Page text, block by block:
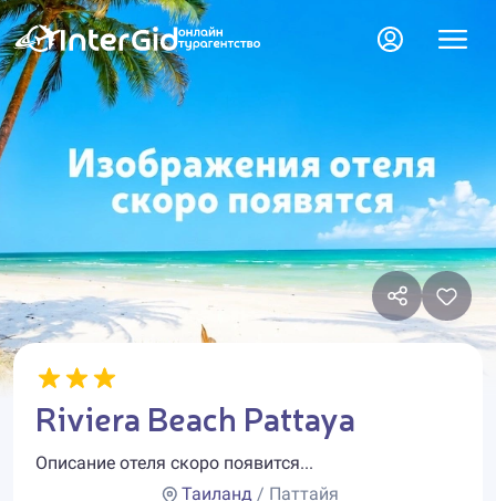
Riviera Beach Pattaya
Описание отеля скоро появится...
Таиланд/ Паттайя